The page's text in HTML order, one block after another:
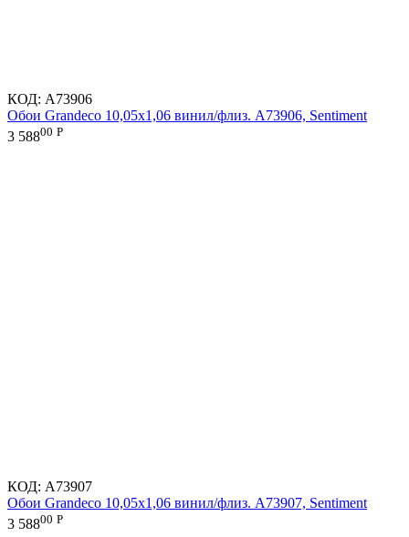
КОД: A73906
Обои Grandeco 10,05х1,06 винил/флиз. A73906, Sentiment
3 58800 Р
КОД: A73907
Обои Grandeco 10,05х1,06 винил/флиз. A73907, Sentiment
3 58800 Р